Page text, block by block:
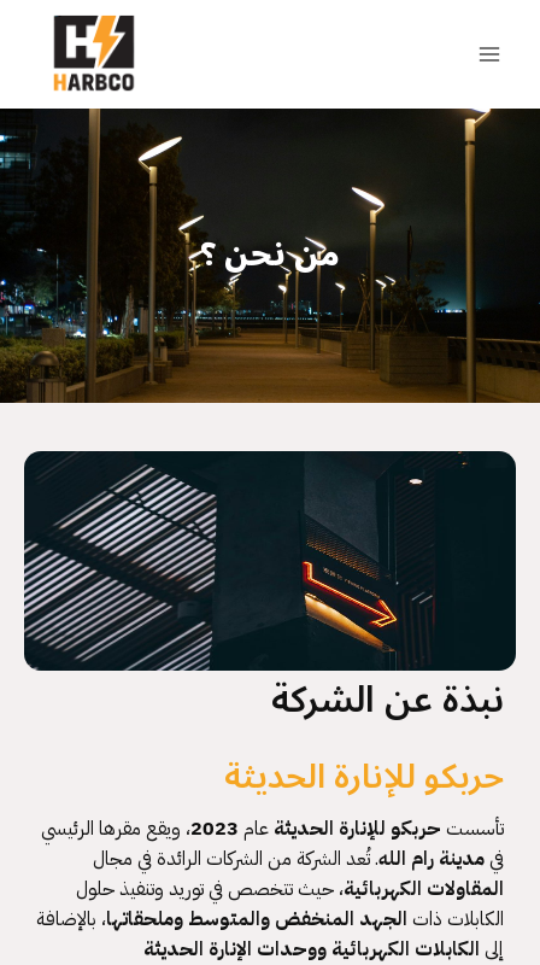
من نحن ؟
نبذة عن الشركة
حربكو للإنارة الحديثة
تأسست حربكو للإنارة الحديثة عام 2023، ويقع مقرها الرئيسي
فيمدينة رام الله. تُعد الشركة من الشركات الرائدة في مجال
المقاولات الكهربائية، حيث تتخصص في توريد وتنفيذ حلول
الكابلات ذات الجهد المنخفض والمتوسط وملحقاتها، بالإضافة
إلى الكابلات الكهربائية ووحدات الإنارة الحديثة